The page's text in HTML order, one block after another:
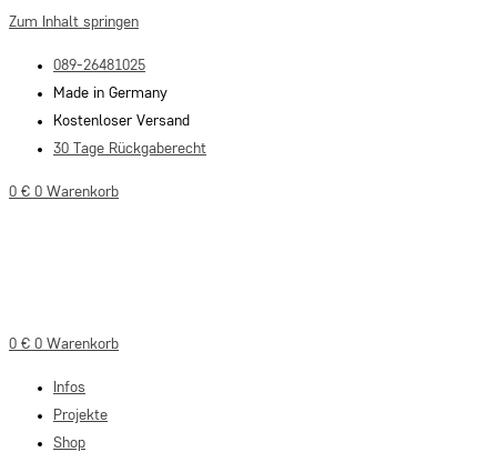
Zum Inhalt springen
089-26481025
Made in Germany
Kostenloser Versand
30 Tage Rückgaberecht
0 € 0 Warenkorb
0 € 0 Warenkorb
Infos
Projekte
Shop